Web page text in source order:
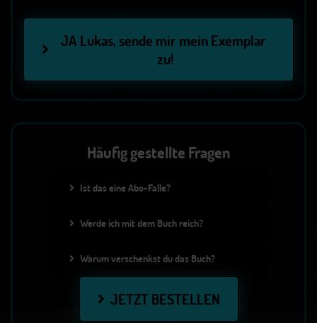
JA Lukas, sende mir mein Exemplar
zu!
Häufig gestellte Fragen
Ist das eine Abo-Falle?
Werde ich mit dem Buch reich?
Warum verschenkst du das Buch?
JETZT BESTELLEN